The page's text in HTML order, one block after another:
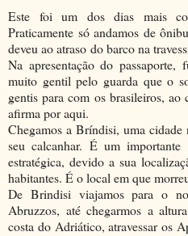
Este foi um dos dias mais
Praticamente só andamos de
deveu ao atraso do barco na
Na apresentação do
muito gentil pelo guarda que o
gentis para com os brasileiros,
afirma por aqui.
Chegamos a Bríndisi, uma
seu calcanhar. É um
estratégica, devido a sua
habitantes. É o local em que
De Brindisi viajamos para o
Abruzzos, até chegarmos a
costa do Adriático, atravessar os